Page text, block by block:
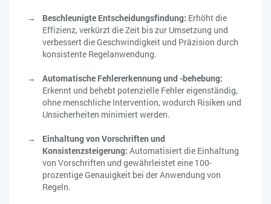
Beschleunigte Entscheidungsfindung: Erhöht die
Effizienz, verkürzt die Zeit bis zur Umsetzung und
verbessert die Geschwindigkeit und Präzision durch
konsistente Regelanwendung.
Automatische Fehlererkennung und -behebung:
Erkennt und behebt potenzielle Fehler eigenständig,
ohne menschliche Intervention, wodurch Risiken und
Unsicherheiten minimiert werden.
Einhaltung von Vorschriften und
Konsistenzsteigerung: Automatisiert die Einhaltung
von Vorschriften und gewährleistet eine 100-
prozentige Genauigkeit bei der Anwendung von
Regeln.